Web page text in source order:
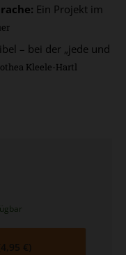
Ein Projekt im
– bei der „jede und
Kleele-Hartl
€)